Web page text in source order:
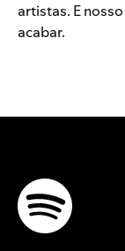
artistas. E
acabar.